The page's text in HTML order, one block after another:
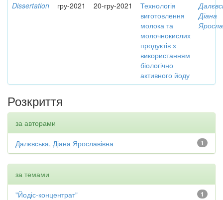
Dissertation гру-2021 20-гру-2021
Технологія
виготовлення
молока та
молочнокислих
продуктів з
використанням
біологічно
активного йоду
Діана
Розкриття
за авторами
1
Далєвська, Діана Ярославівна
за темами
1
"Йодіс-концентрат"